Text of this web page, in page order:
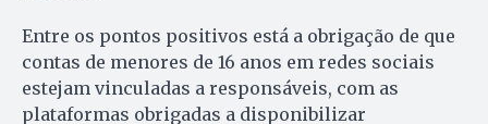
Entre os pontos positivos está a obrigação de que
contas de menores de 16 anos em redes sociais
estejam vinculadas a responsáveis, com as
plataformas obrigadas a disponibilizar